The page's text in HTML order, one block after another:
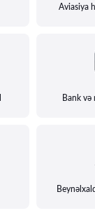
Aviasiya
Bank